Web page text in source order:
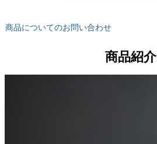
商品についてのお問い合わせ
商品紹介